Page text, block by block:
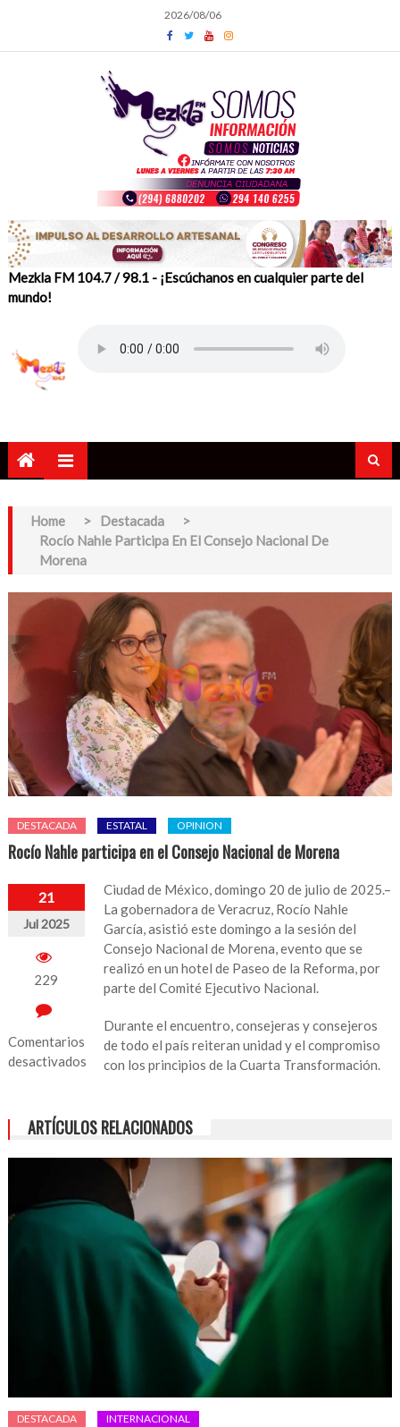
content
2026/08/06
Mezkla FM 104.7 / 98.1 - ¡Escúchanos en cualquier parte del
mundo!
Home > Destacada
>
Rocío Nahle Participa En El Consejo Nacional De
Morena
DESTACADA ESTATAL OPINION
Rocío Nahle participa en el Consejo Nacional de Morena
21
Jul 2025
229
Comentarios
desactivados
Nahle
Consejo
Nacional
Ciudad de México, domingo 20 de julio de 2025.–
La gobernadora de Veracruz, Rocío Nahle
García, asistió este domingo a la sesión del
Consejo Nacional de Morena, evento que se
realizó en un hotel de Paseo de la Reforma, por
parte del Comité Ejecutivo Nacional.
Durante el encuentro, consejeras y consejeros
de todo el país reiteran unidad y el compromiso
con los principios de la Cuarta Transformación.
ARTÍCULOS RELACIONADOS
DESTACADA INTERNACIONAL